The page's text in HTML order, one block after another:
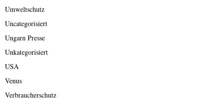
Umweltschutz
Uncategorisiert
Ungarn Presse
Unkategorisiert
USA
Venus
Verbraucherschutz